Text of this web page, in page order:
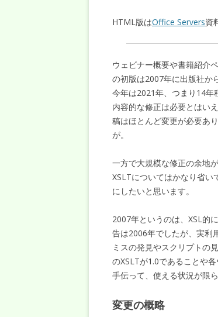
HTML版はOffice Servers資
ウェビナー概要や書籍紹介
の初版は2007年に出版社か
今年は2021年、つまり14年
内容的な修正は必要とはい
稿はほとんど変更が必要あ
が。
一方で大規模な修正の余地
XSLTについてはかなり省い
にしたいと思います。
2007年というのは、XSL的
告は2006年でしたが、実利
ミスの発見やスクリプトの
のXSLTが1.0であることや
手伝って、使える状況が限
変更の概略